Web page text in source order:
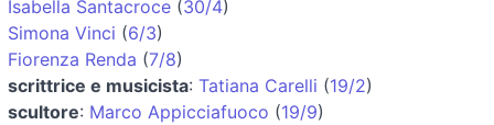
Isabella Santacroce (30/4)
Simona Vinci (6/3)
Fiorenza Renda (7/8)
scrittrice e musicista: Tatiana Carelli (19/2)
scultore: Marco Appicciafuoco (19/9)